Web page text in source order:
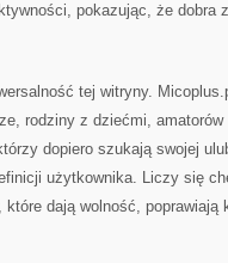
pokazując, że dobra
tej witryny.
rodziny z dziećmi,
dopiero szukają swojej
użytkownika. Liczy się
dają wolność, poprawiają